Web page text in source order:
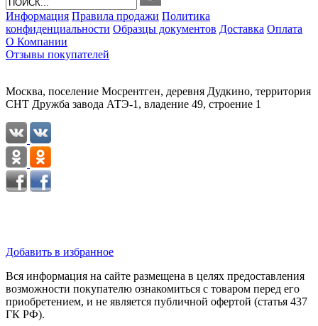
Информация Правила продажи Политика
конфиденциальности Образцы документов Доставка Оплата
О Компании
Отзывы покупателей
Москва, поселение Мосрентген, деревня Дудкино, территория
СНТ Дружба завода АТЭ-1, владение 49, строение 1
Добавить в избранное
Вся информация на сайте размещена в целях предоставления
возможности покупателю ознакомиться с товаром перед его
приобретением, и не является публичной офертой (статья 437
ГК РФ).